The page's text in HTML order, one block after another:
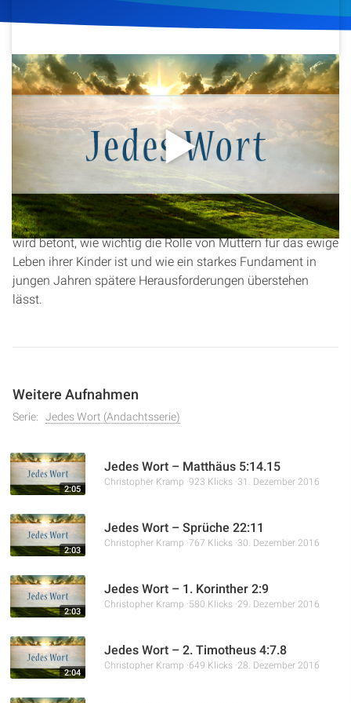
30. Juni 2016 364Klicks Download
In dieser Andacht wird die Geschichte von Hanna und
ihrem Sohn Samuel beleuchtet, der als Gebetserhöhung
geboren wurde. Der Fokus liegt auf Hannas Hingabe und
wie sie ihren Sohn von klein auf auf Gott ausrichtete. Es
wird betont, wie wichtig die Rolle von Müttern für das ewige
Leben ihrer Kinder ist und wie ein starkes Fundament in
jungen Jahren spätere Herausforderungen überstehen
lässt.
Weitere Aufnahmen
Serie: Jedes Wort (Andachtsserie)
2:05
Jedes Wort – Matthäus 5:14.15
Christopher Kramp 923 Klicks 31. Dezember 2016
2:03
Jedes Wort – Sprüche 22:11
Christopher Kramp 767 Klicks 30. Dezember 2016
2:03
Jedes Wort – 1. Korinther 2:9
Christopher Kramp 580 Klicks 29. Dezember 2016
2:04
Jedes Wort – 2. Timotheus 4:7.8
Christopher Kramp 649 Klicks 28. Dezember 2016
Artikel
Podcasts
Studienzentrum
Über Uns
Kontakt
Spenden